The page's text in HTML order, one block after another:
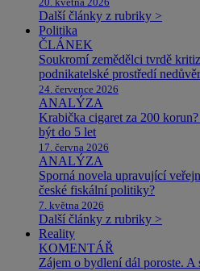
Další články z rubriky >
Politika
ČLÁNEK
Soukromí zemědělci tvrdě
podnikatelské prostředí
24. července 2026
ANALÝZA
Krabička cigaret za 200
být do 5 let
17. června 2026
ANALÝZA
Sporná novela upravující
české fiskální politiky?
7. května 2026
Další články z rubriky >
Reality
KOMENTÁŘ
Zájem o bydlení dál poroste. A